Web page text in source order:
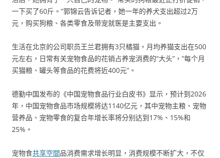
一下买了60斤。”郭锦云告诉记者，她一年的养犬支出超过2万
元，购买狗粮、各类零食及带宠就医是主要支出。
生活在北京的公司职员王兰君拥有3只橘猫，月均养猫支出在500
元左右，日常有关宠物食品的花销占养宠消费的“大头”，“每个月
买猫粮、罐头等食品的花费将近400元”。
德勤中国发布的《中国宠物食品行业白皮书》显示，预计到2026
年，中国宠物食品市场规模将达1140亿元，其中宠物主粮、宠物
营养品、宠物零食的复合年增长率将分别达到17%、15%和
25%。
宠物食共享空間品消费需求增长明显，消费规模不断扩大，不仅